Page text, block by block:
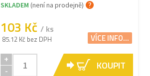
SKLADEM (není na prodejně)
103 Kč / ks
85.12 Kč bez DPH VÍCE INFO...
+
-
KOUPIT